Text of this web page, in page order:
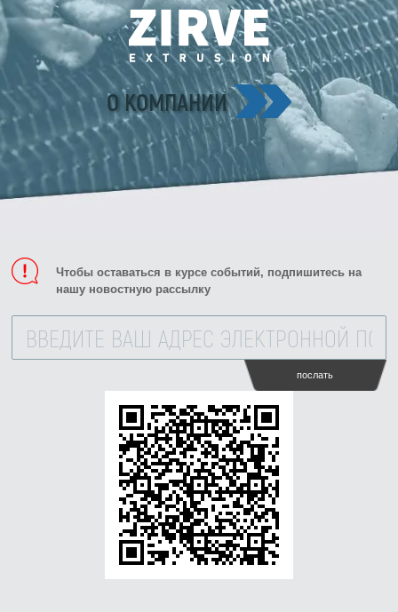
О КОМПАНИИ
Чтобы оставаться в курсе событий, подпишитесь на
нашу новостную рассылку
послать